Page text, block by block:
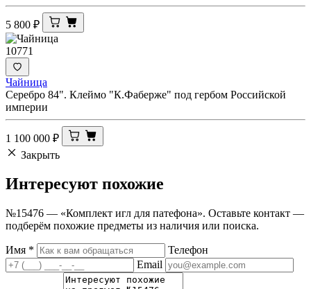
5 800 ₽
10771
Чайница
Серебро 84". Клеймо "К.Фаберже" под гербом Российской
империи
1 100 000 ₽
Закрыть
Интересуют похожие
№15476 — «Комплект игл для патефона». Оставьте контакт —
подберём похожие предметы из наличия или поиска.
Имя *
Телефон
Email